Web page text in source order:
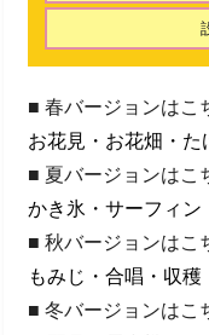
■ 春バージョンはこ
お花見・お花畑・た
■ 夏バージョンはこ
かき氷・サーフィン
■ 秋バージョンはこ
もみじ・合唱・収穫
■ 冬バージョンはこ